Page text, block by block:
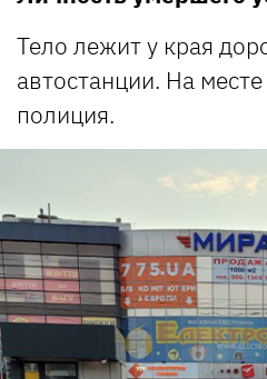
Тело лежит у края
автостанции. На
полиция.